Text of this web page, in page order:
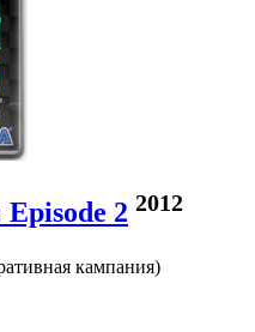
Episode 2 2012
кампания)